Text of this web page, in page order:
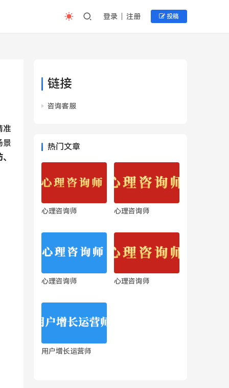
登录 注册 投稿
准
景
链接
咨询客服
热门文章
心理咨询师 心理咨询师
心理咨询师 心理咨询师
用户增长运营师